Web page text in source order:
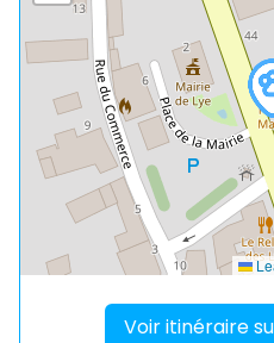
Voir itinéraire